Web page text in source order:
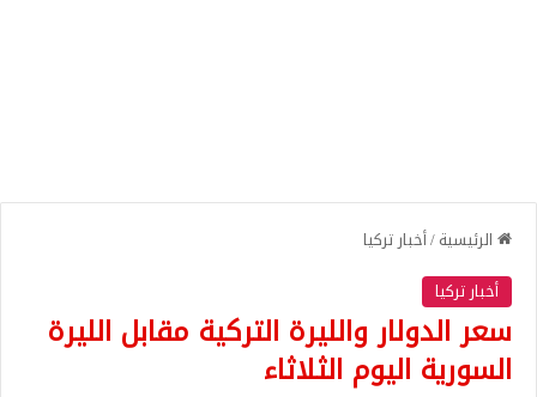
الرئيسية/أخبار تركيا
أخبار تركيا
سعر الدولار والليرة التركية مقابل الليرة
السورية اليوم الثلاثاء